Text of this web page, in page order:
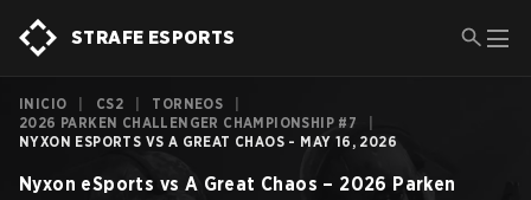
STRAFE ESPORTS
INICIO CS2 TORNEOS
2026 PARKEN CHALLENGER CHAMPIONSHIP #7
NYXON ESPORTS VS A GREAT CHAOS - MAY 16, 2026
Nyxon eSports vs A Great Chaos – 2026 Parken